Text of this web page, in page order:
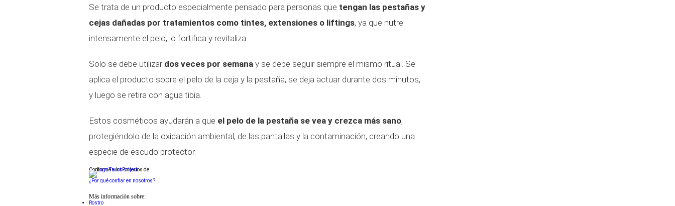
Se trata de un producto especialmente pensado para personas que tengan las pestañas y
cejas dañadas por tratamientos como tintes, extensiones o liftings, ya que nutre
intensamente el pelo, lo fortifica y revitaliza.
Solo se debe utilizardos veces por semana y se debe seguir siempre el mismo ritual. Se
aplica el producto sobre el pelo de la ceja y la pestaña, se deja actuar durante dos minutos,
y luego se retira con agua tibia.
Estos cosméticos ayudarán a que el pelo de la pestaña se vea y crezca más sano,
protegiéndolo de la oxidación ambiental, de las pantallas y la contaminación, creando una
especie de escudo protector.
Conforme a los criterios de
¿Por qué confiar en nosotros?
Más información sobre:
Rostro